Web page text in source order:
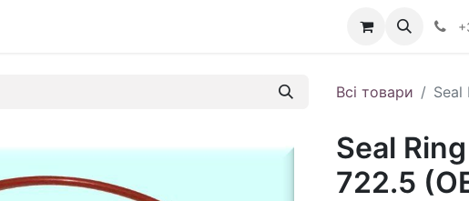
Всі товари Seal
Seal
722.5